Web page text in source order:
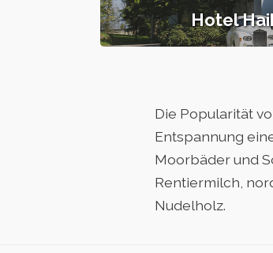
Hotel
Die Popularität
Entspannung
Moorbäder und
Rentiermilch,
Nudelholz.